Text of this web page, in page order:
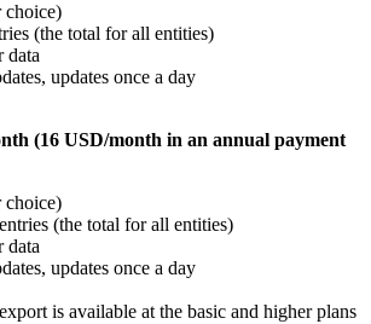
choice)
(the total for all entities)
data
updates once a day
(16 USD/month in an annual payment
choice)
(the total for all entities)
data
updates once a day
is available at the basic and higher plans